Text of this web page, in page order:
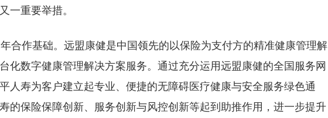
一重要举措。
合作基础。远盟康健是中国领先的以保险为支付方的精准健康管理解
化数字健康管理解决方案服务。通过充分运用远盟康健的全国服务网
人寿为客户建立起专业、便捷的无障碍医疗健康与安全服务绿色通
的保险保障创新、服务创新与风控创新等起到助推作用，进一步提升